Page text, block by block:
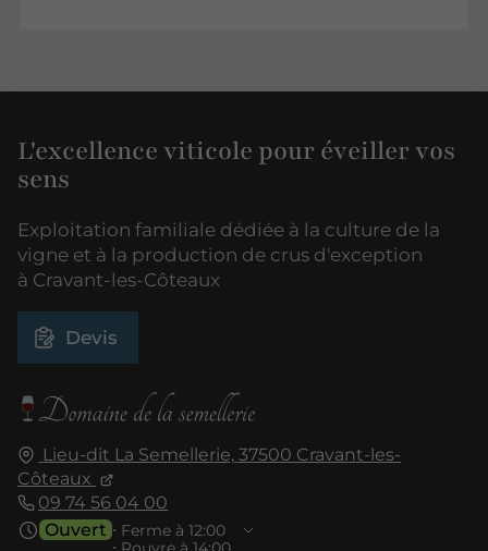
Lieu-dit La Semellerie, 37500 Cravant-les-
Côteaux
09 74 56 04 00
Ouvert ⋅ Ferme à 12:00
L'excellence viticole pour éveiller vos
sens
Exploitation familiale dédiée à la culture de la
vigne et à la production de crus d'exception
à Cravant-les-Côteaux
Devis